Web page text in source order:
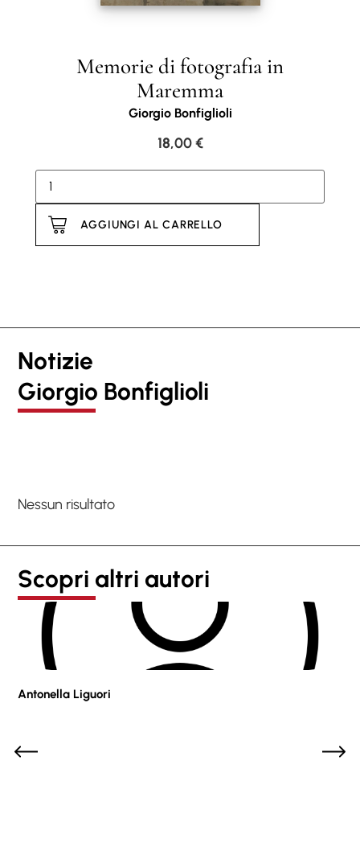
Memorie di fotografia in
Maremma
Giorgio Bonfiglioli
18,00€
AGGIUNGI AL CARRELLO
Notizie
Giorgio Bonfiglioli
Nessun risultato
Scopri altri autori
Antonella Liguori